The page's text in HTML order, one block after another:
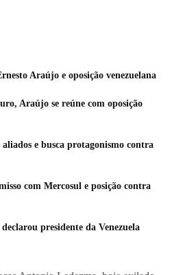
Araújo e oposição venezuelana
Araújo se reúne com oposição
e busca protagonismo contra
com Mercosul e posição contra
presidente da Venezuela